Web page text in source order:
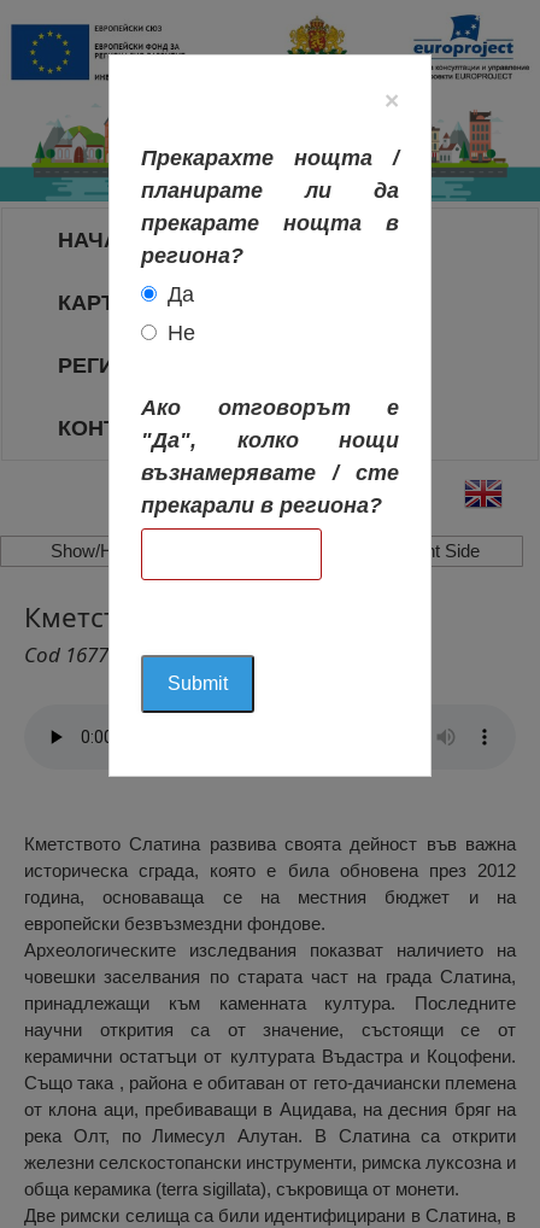
НАЧАЛО
КАРТА НА РЕГИОНИТЕ
РЕГИОНИ
КОНТАКТИ
Show/Hide Left Side Show/Hide Right Side
Кметство Слатина, Слатина
Cod 1677
Кметството Слатина развива своята дейност във важна
историческа сграда, която е била обновена през 2012
година, основаваща се на местния бюджет и на
европейски безвъзмездни фондове.
Археологическите изследвания показват наличието на
човешки заселвания по старата част на града Слатина,
принадлежащи към каменната култура. Последните
научни открития са от значение, състоящи се от
керамични остатъци от културата Въдастра и Коцофени.
Също така , района е обитаван от гето-дачиански племена
от клона аци, пребиваващи в Ацидава, на десния бряг на
река Олт, по Лимесул Алутан. В Слатина са открити
железни селскостопански инструменти, римска луксозна и
обща керамика (terra sigillata), съкровища от монети.
Две римски селища са били идентифицирани в Слатина, в
×
Прекарахте нощта /
планирате ли да
прекарате нощта в
региона?
Да
Не
Ако отговорът е
"Да", колко нощи
възнамерявате / сте
прекарали в региона?